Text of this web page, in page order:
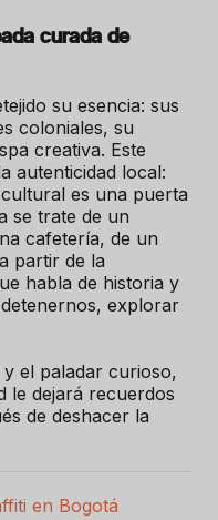
curada de
su esencia: sus
coloniales, su
creativa. Este
autenticidad local:
es una puerta
se trate de un
cafetería, de un
partir de la
habla de historia y
explorar
el paladar curioso,
le dejará recuerdos
de deshacer la
en Bogotá